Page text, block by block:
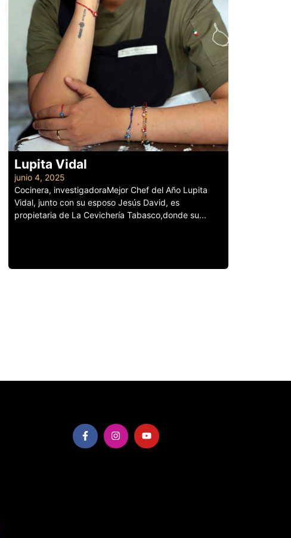
Lupita Vidal
junio 4, 2025
Cocinera, investigadoraMejor Chef del Año Lupita
Vidal, junto con su esposo Jesús David, es
propietaria de La Cevichería Tabasco,donde su...